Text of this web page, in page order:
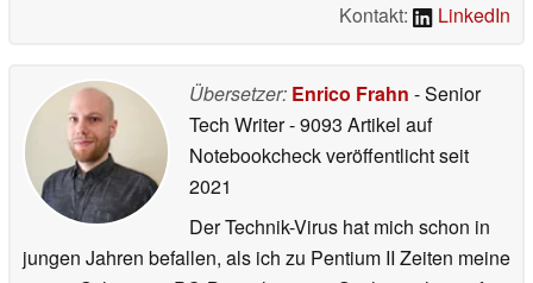
Kontakt:
LinkedIn
Übersetzer: Enrico Frahn - Senior
Tech Writer- 9093 Artikel auf
Notebookcheck veröffentlichtseit
2021
Der Technik-Virus hat mich schon in
jungen Jahren befallen, als ich zu Pentium II Zeiten meine